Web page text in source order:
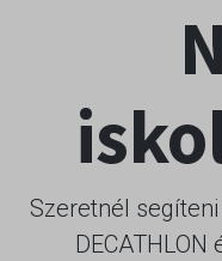
Szeretnél
DECATHLON